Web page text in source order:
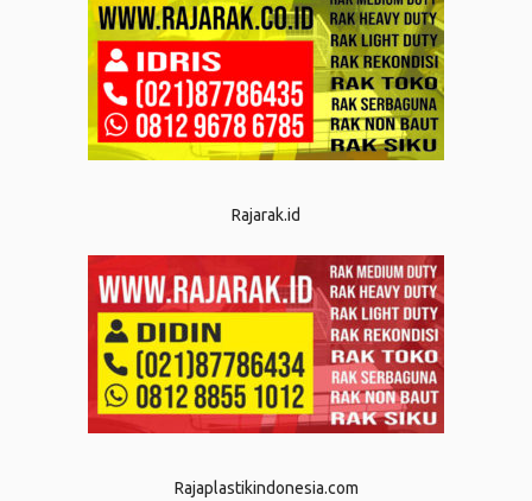
Rajarak.id
Rajaplastikindonesia.com